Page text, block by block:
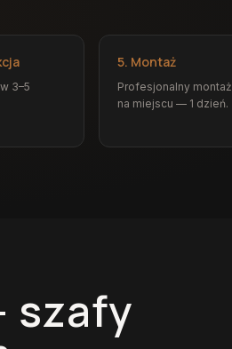
3–5
5. Montaż
Profesjonalny montaż
na miejscu — 1 dzień.
szafy